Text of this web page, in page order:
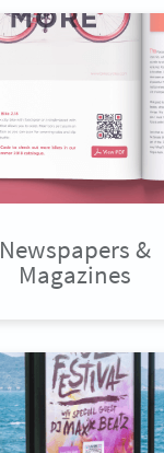
Newspapers &
Magazines